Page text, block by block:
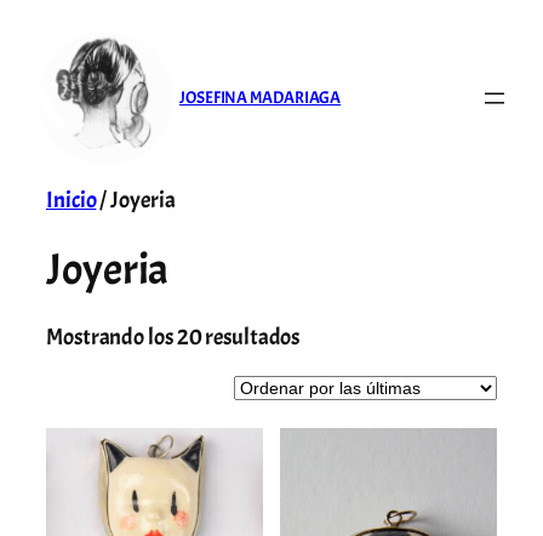
contenido
JOSEFINA MADARIAGA
Inicio/ Joyeria
Joyeria
Mostrando los 20 resultadosOrdenado
más
recientes